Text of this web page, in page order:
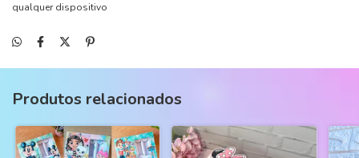
qualquer dispositivo
Produtos relacionados